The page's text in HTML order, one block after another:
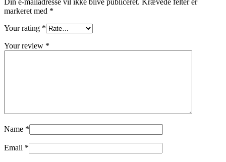
Din e-mailadresse vil ikke blive publiceret. Krævede felter er
markeret med *
Your rating *
Your review *
Name *
Email *